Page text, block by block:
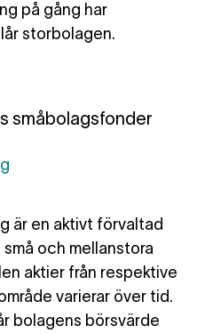
på gång har
storbolagen.
småbolagsfonder
är en aktivt förvaltad
och mellanstora
aktier från respektive
varierar över tid.
bolagens börsvärde